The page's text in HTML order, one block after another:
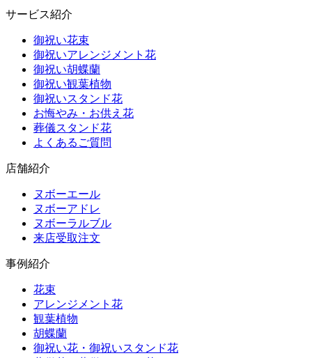
サービス紹介
御祝い花束
御祝いアレンジメント花
御祝い胡蝶蘭
御祝い観葉植物
御祝いスタンド花
お悔やみ・お供え花
葬儀スタンド花
よくあるご質問
店舗紹介
ヌボーエール
ヌボーアドレ
ヌボーラルブル
来店受取注文
事例紹介
花束
アレンジメント花
観葉植物
胡蝶蘭
御祝い花・御祝いスタンド花